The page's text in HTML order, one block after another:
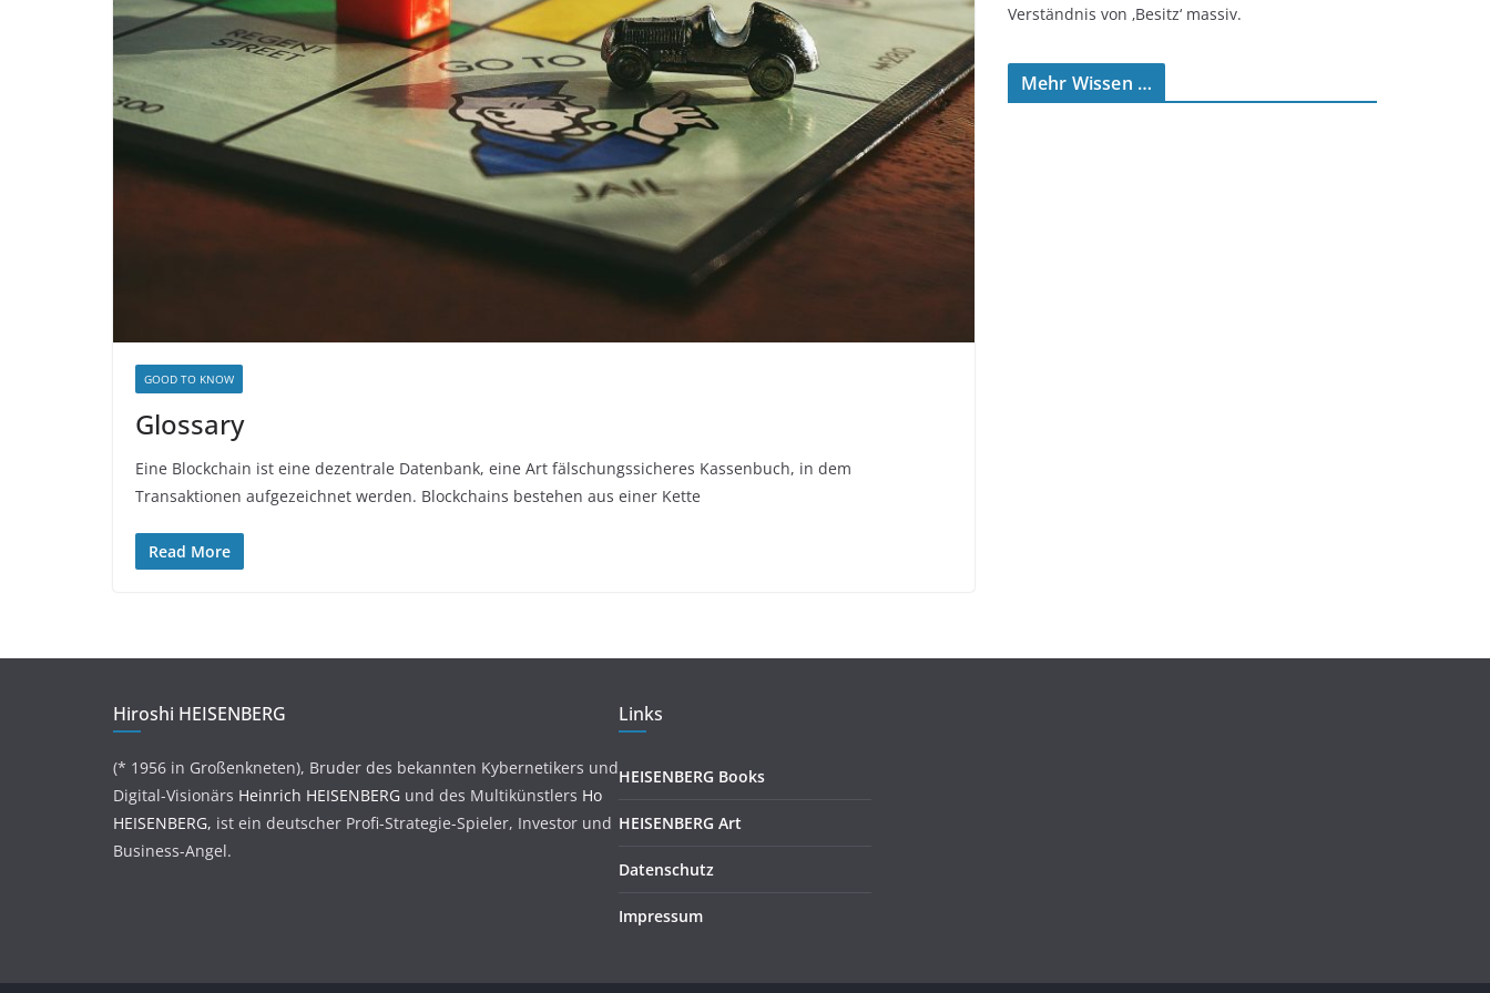
GOOD TO KNOW
Glossary
Eine Blockchain ist eine dezentrale Datenbank, eine Art fälschungssicheres Kassenbuch, in dem
Transaktionen aufgezeichnet werden. Blockchains bestehen aus einer Kette
Read More
Verständnis von ‚Besitz‘ massiv.
Mehr Wissen …
Hiroshi HEISENBERG
(* 1956 in Großenkneten), Bruder des bekannten Kybernetikers und
Digital-Visionärs Heinrich HEISENBERG und des Multikünstlers Ho
HEISENBERG, ist ein deutscher Profi-Strategie-Spieler, Investor und
Business-Angel.
Links
HEISENBERG Books
HEISENBERG Art
Datenschutz
Impressum